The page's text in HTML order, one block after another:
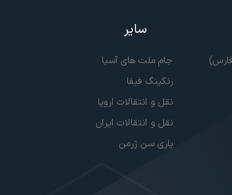
سایر
جام ملت های آسیا
رنکینگ فیفا
نقل و انتقالات اروپا
نقل و انتقالات ایران
پاری سن ژرمن